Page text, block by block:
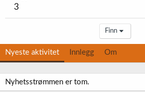
3
Finn
Nyeste aktivitet Innlegg Om
Nyhetsstrømmen er tom.